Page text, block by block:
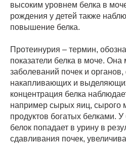
высоким уровнем белка в
рождения у детей также
повышение белка.
Протеинурия – термин,
показатели белка в моче.
заболеваний почек и
накапливающих и
концентрация белка
например сырых яиц, сырого
продуктов богатых белками.
белок попадает в урину в
сдавливания почек,